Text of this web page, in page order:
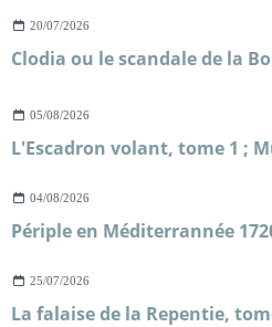
20/07/2026
05/08/2026
L'Escadron volant, tome 1 ;
04/08/2026
Périple en Méditerrannée
25/07/2026